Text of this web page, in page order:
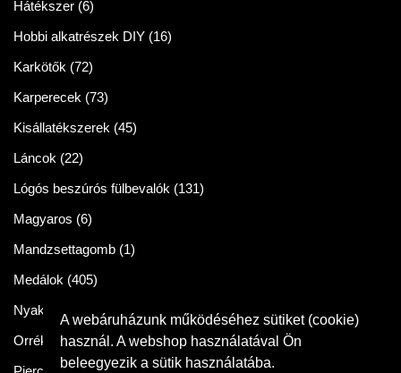
Hátékszer (6)
Hobbi alkatrészek DIY (16)
Karkötők (72)
Karperecek (73)
Kisállatékszerek (45)
Láncok (22)
Lógós beszúrós fülbevalók (131)
Magyaros (6)
Mandzsettagomb (1)
Medálok (405)
Nyakláncok
(86)
Orrékszer (2)
A webáruházunk működéséhez sütiket (cookie)
használ. A webshop használatával Ön
beleegyezik a sütik használatába.